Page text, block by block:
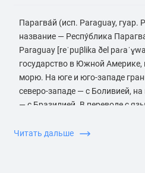
Парагва́й (исп. Paraguay, гуар.
название — Респу́блика
Paraguay [reˈpuβlika ðel
государство в Южной
морю. На юге и юго-западе
северо-западе — с Боливией, на
— с Бразилией. В переводе с
Парана. Из-за центрального
Читать дальше